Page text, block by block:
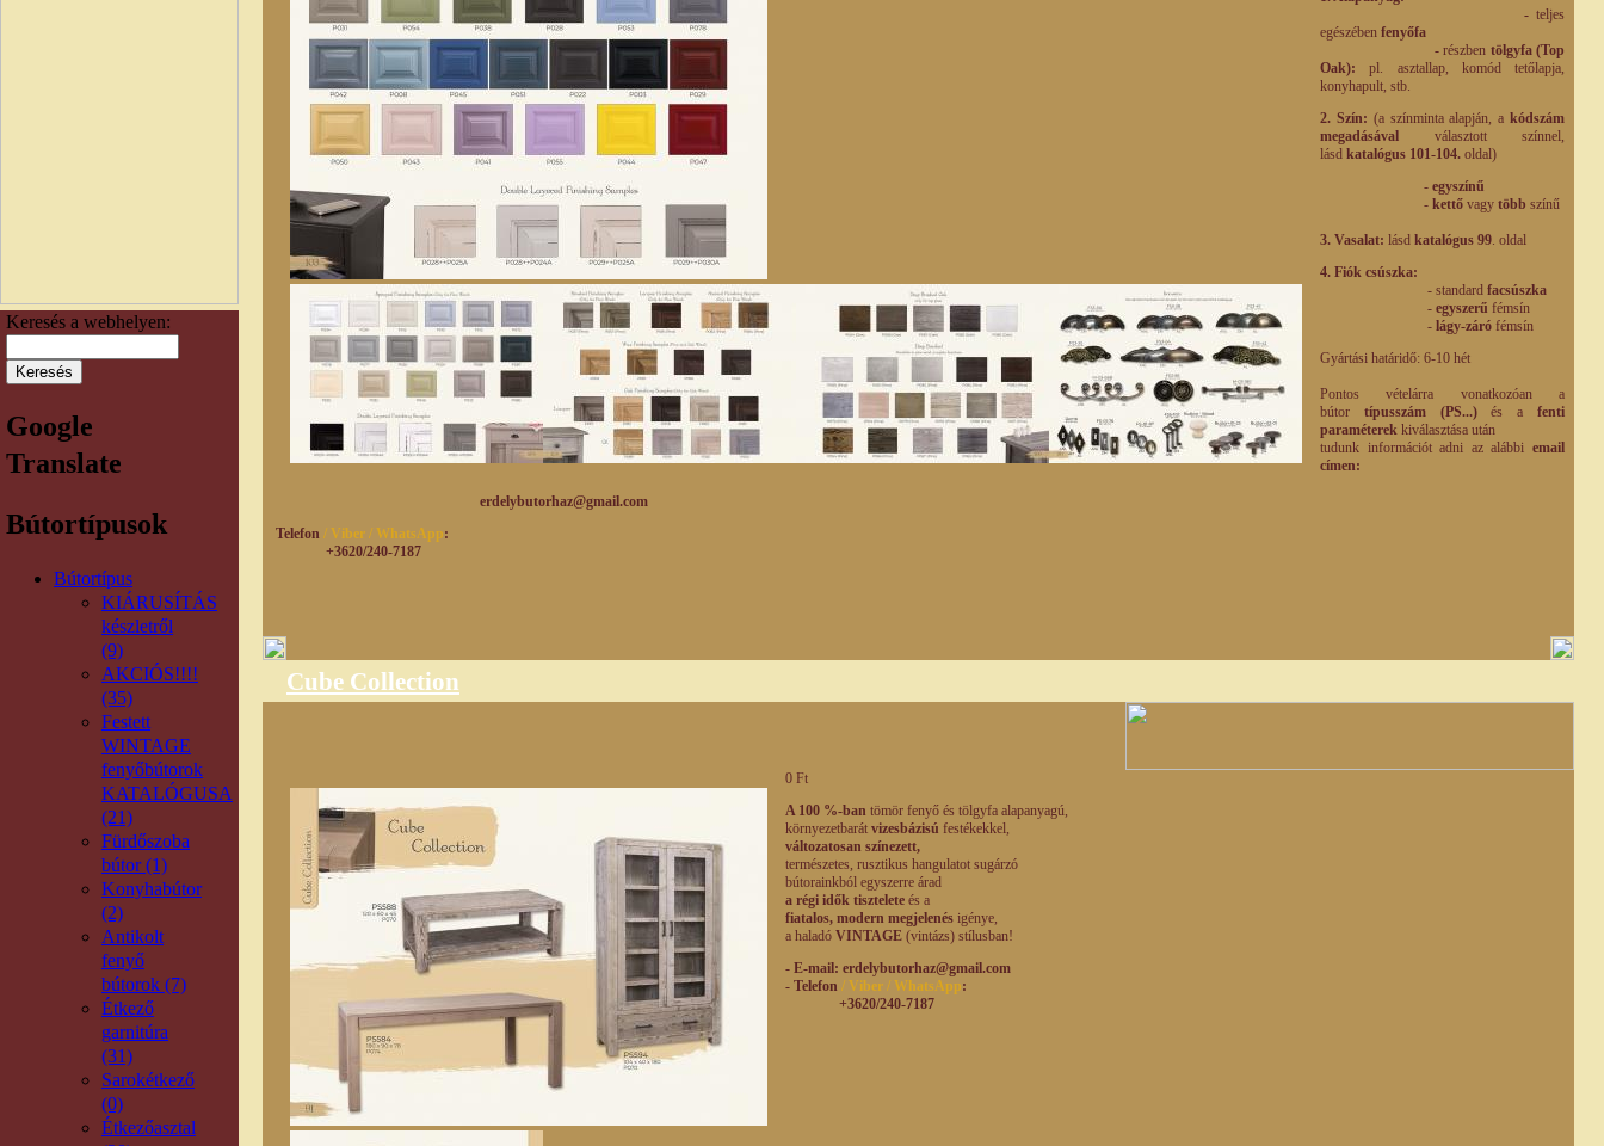
Keresés a webhelyen:
Google
Translate
Bútortípusok
Bútortípus
KIÁRUSÍTÁS
készletről
(9)
AKCIÓS!!!!
(35)
Festett
WINTAGE
fenyőbútorok
KATALÓGUSA
(21)
Fürdőszoba
bútor (1)
Konyhabútor
(2)
Antikolt
fenyő
bútorok (7)
Étkező
garnitúra
(31)
Sarokétkező
(0)
Étkezőasztal
-teljes
egészében fenyőfa
-részben tölgyfa (Top
Oak):pl. asztallap, komód tetőlapja,
konyhapult, stb.
2. Szín: (a színminta alapján, akódszám
megadásával választott színnel,
lásd katalógus 101-104. oldal)
- egyszínű
- kettő vagy több színű
3. Vasalat: lásd katalógus 99. oldal
4. Fiók csúszka:
- standard facsúszka
- egyszerű fémsín
- lágy-záró fémsín
Gyártási határidő: 6-10 hét
Pontos vételárra vonatkozóan a
bútor típusszám (PS...)és afenti
paraméterek kiválasztása után
tudunk információt adni az alábbi email
címen:
erdelybutorhaz@gmail.com
Telefon / Viber / WhatsApp:
+3620/240-7187
Cube Collection
0 Ft
A 100 %-ban tömör fenyő és tölgyfa alapanyagú,
környezetbarát vizesbázisú festékekkel,
változatosan színezett,
természetes, rusztikus hangulatot sugárzó
bútorainkból egyszerre árad
a régi idők tisztelete és a
fiatalos, modern megjelenés igénye,
a haladó VINTAGE (vintázs) stílusban!
- E-mail: erdelybutorhaz@gmail.com
- Telefon / Viber / WhatsApp:
+3620/240-7187